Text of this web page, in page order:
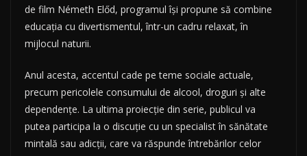
de film Németh Előd, programul își propune să combine
educația cu divertismentul, într-un cadru relaxat, în
mijlocul naturii.
Anul acesta, accentul cade pe teme sociale actuale,
precum pericolele consumului de alcool, droguri și alte
dependențe. La ultima proiecție din serie, publicul va
putea participa la o discuție cu un specialist în sănătate
mintală sau adicții, care va răspunde întrebărilor celor